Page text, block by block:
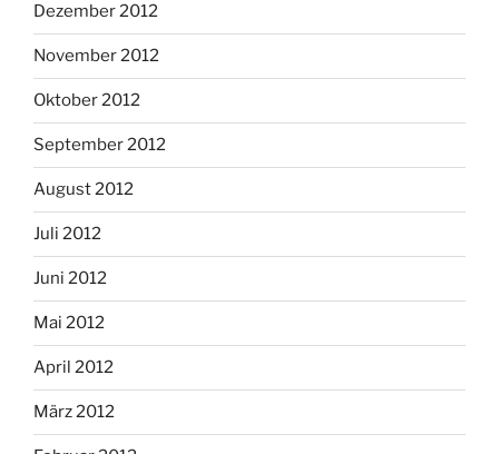
Dezember 2012
November 2012
Oktober 2012
September 2012
August 2012
Juli 2012
Juni 2012
Mai 2012
April 2012
März 2012